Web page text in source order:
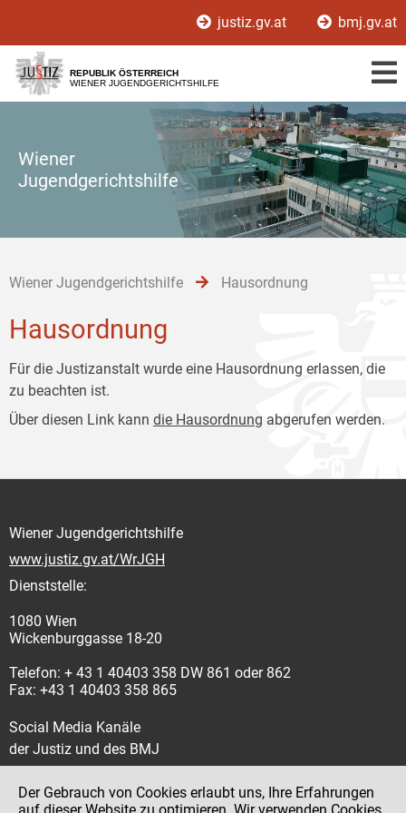
[1]
[2]
[3]
justiz.gv.at bmj.gv.at
REPUBLIK ÖSTERREICH
WIENER JUGENDGERICHTSHILFE
Wiener
Jugendgerichtshilfe
Wiener Jugendgerichtshilfe Hausordnung
Hausordnung
Für die Justizanstalt wurde eine Hausordnung erlassen, die
zu beachten ist.
Über diesen Link kann die Hausordnung abgerufen werden.
Wiener Jugendgerichtshilfe
www.justiz.gv.at/WrJGH
Dienststelle:
1080 Wien
Wickenburggasse 18-20
Telefon: + 43 1 40403 358 DW 861 oder 862
Fax: +43 1 40403 358 865
Social Media Kanäle
der Justiz und des BMJ
Der Gebrauch von Cookies erlaubt uns, Ihre Erfahrungen